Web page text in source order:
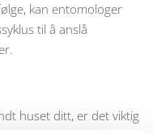
kan entomologer
til å anslå
huset ditt, er det viktig